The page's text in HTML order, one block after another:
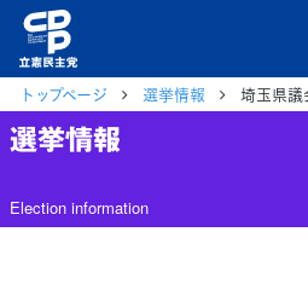
トップページ 選挙情報 埼玉県議
選挙情報
Election information